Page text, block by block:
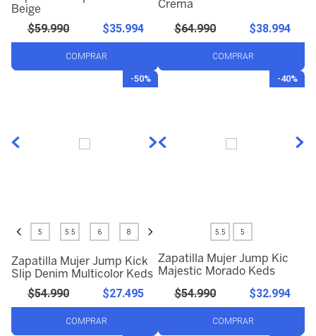
Beige
$59.990 $35.994
COMPRAR
Crema
$64.990 $38.994
COMPRAR
-50%
5 5.5 6 8
Zapatilla Mujer Jump Kick
Slip Denim Multicolor Keds
$54.990 $27.495
COMPRAR
-40%
5.5 5
Zapatilla Mujer Jump Kic
Majestic Morado Keds
$54.990 $32.994
COMPRAR